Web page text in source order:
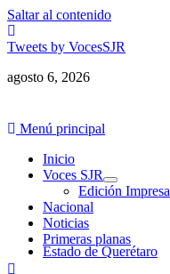
Saltar al contenido
Tweets by VocesSJR
agosto 6, 2026
Menú principal
Inicio
Voces SJR
Edición Impresa
Nacional
Noticias
Primeras planas
Estado de Querétaro